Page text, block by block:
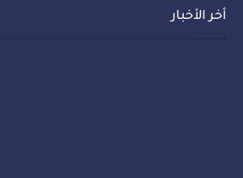
أخر الأخبار